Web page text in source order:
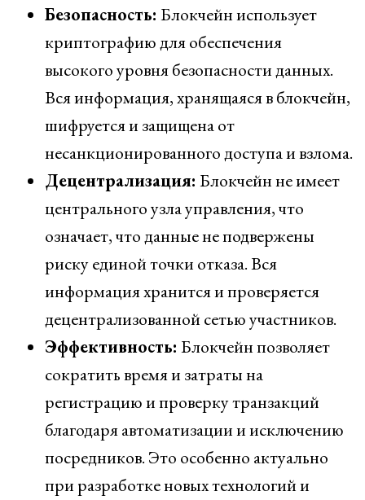
Безопасность: Блокчейн использует
криптографию для обеспечения
высокого уровня безопасности данных.
Вся информация, хранящаяся в блокчейн,
шифруется и защищена от
несанкционированного доступа и взлома.
Децентрализация: Блокчейн не имеет
центрального узла управления, что
означает, что данные не подвержены
риску единой точки отказа. Вся
информация хранится и проверяется
децентрализованной сетью участников.
Эффективность: Блокчейн позволяет
сократить время и затраты на
регистрацию и проверку транзакций
благодаря автоматизации и исключению
посредников. Это особенно актуально
при разработке новых технологий и